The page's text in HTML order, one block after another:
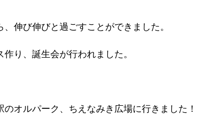
伸び伸びと過ごすことができました。
り、誕生会が行われました。
オルパーク、ちえなみき広場に行きました！